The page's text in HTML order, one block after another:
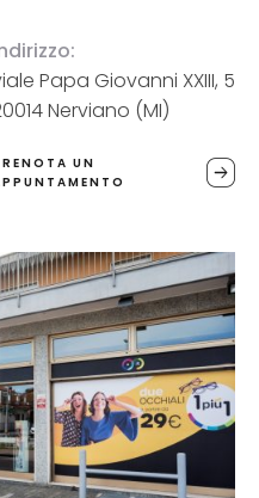
Papa Giovanni XXIII, 5
Nerviano (MI)
UN